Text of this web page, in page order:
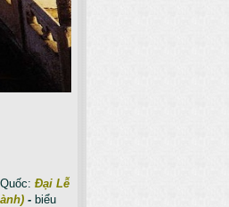
Đại Lễ
- biểu